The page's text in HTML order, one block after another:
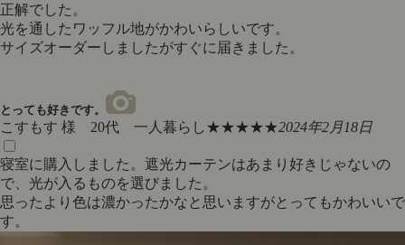
正解でした。
光を通したワッフル地がかわいらしいです。
サイズオーダーしましたがすぐに届きました。
とっても好きです。
こすもす 様 20代 一人暮らし★★★★★2024年2月18日
寝室に購入しました。遮光カーテンはあまり好きじゃないの
で、光が入るものを選びました。
思ったより色は濃かったかなと思いますがとってもかわいいで
す。